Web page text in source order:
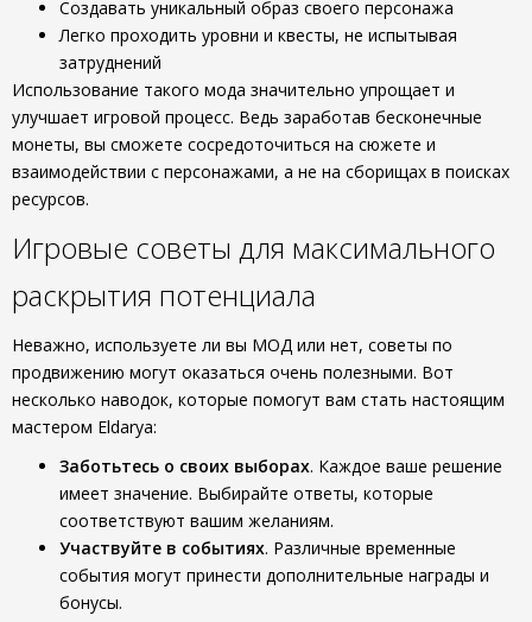
Создавать уникальный образ своего персонажа
Легко проходить уровни и квесты, не испытывая
затруднений
Использование такого мода значительно упрощает и
улучшает игровой процесс. Ведь заработав бесконечные
монеты, вы сможете сосредоточиться на сюжете и
взаимодействии с персонажами, а не на сборищах в поисках
ресурсов.
Игровые советы для максимального
раскрытия потенциала
Неважно, используете ли вы МОД или нет, советы по
продвижению могут оказаться очень полезными. Вот
несколько наводок, которые помогут вам стать настоящим
мастером Eldarya:
Заботьтесь о своих выборах. Каждое ваше решение
имеет значение. Выбирайте ответы, которые
соответствуют вашим желаниям.
Участвуйте в событиях. Различные временные
события могут принести дополнительные награды и
бонусы.